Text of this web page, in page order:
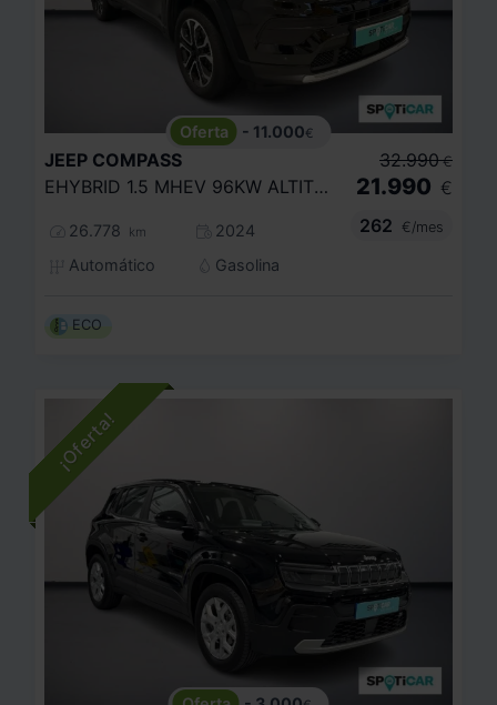
- 11.000€
JEEP COMPASS
EHYBRID 1.5 MHEV 96KW ALTITUDE DCT
26.778 km
2024
Automático
Gasolina
32.990 €
21.990 €
262
€/mes
ECO